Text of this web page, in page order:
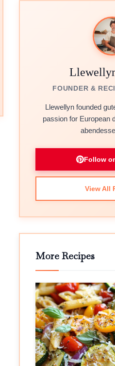
FOUNDER &
Llewellyn founded
passion for European
Follow
View All
More Recipes